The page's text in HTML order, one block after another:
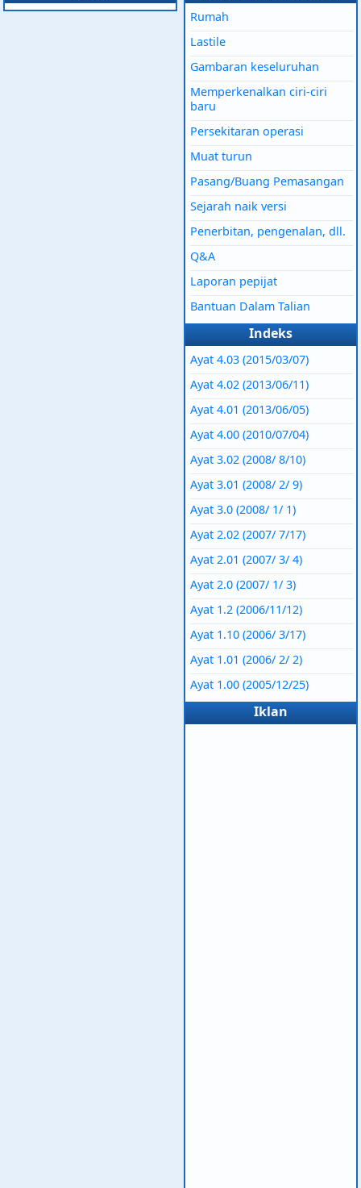
Rumah
Lastile
Gambaran keseluruhan
Memperkenalkan ciri-ciri
baru
Persekitaran operasi
Muat turun
Pasang/Buang Pemasangan
Sejarah naik versi
Penerbitan, pengenalan, dll.
Q&A
Laporan pepijat
Bantuan Dalam Talian
Indeks
Ayat 4.03 (2015/03/07)
Ayat 4.02 (2013/06/11)
Ayat 4.01 (2013/06/05)
Ayat 4.00 (2010/07/04)
Ayat 3.02 (2008/ 8/10)
Ayat 3.01 (2008/ 2/ 9)
Ayat 3.0 (2008/ 1/ 1)
Ayat 2.02 (2007/ 7/17)
Ayat 2.01 (2007/ 3/ 4)
Ayat 2.0 (2007/ 1/ 3)
Ayat 1.2 (2006/11/12)
Ayat 1.10 (2006/ 3/17)
Ayat 1.01 (2006/ 2/ 2)
Ayat 1.00 (2005/12/25)
Iklan